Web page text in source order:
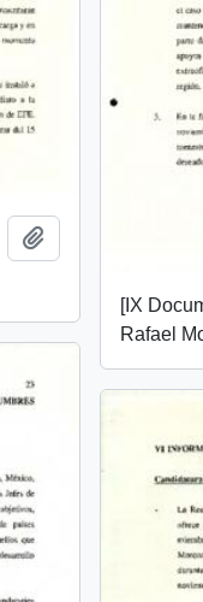
[IX
Rafael